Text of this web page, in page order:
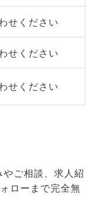
せください
せください
せください
ご相談、求人紹
ローまで完全無